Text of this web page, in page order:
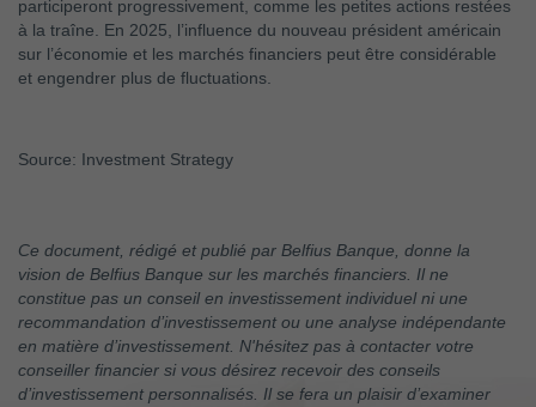
participeront progressivement, comme les petites actions restées
à la traîne. En 2025, l’influence du nouveau président américain
sur l’économie et les marchés financiers peut être considérable
et engendrer plus de fluctuations.
Source: Investment Strategy
Ce document, rédigé et publié par Belfius Banque, donne la
vision de Belfius Banque sur les marchés financiers. Il ne
constitue pas un conseil en investissement individuel ni une
recommandation d’investissement ou une analyse indépendante
en matière d’investissement. N'hésitez pas à contacter votre
conseiller financier si vous désirez recevoir des conseils
d’investissement personnalisés. Il se fera un plaisir d’examiner